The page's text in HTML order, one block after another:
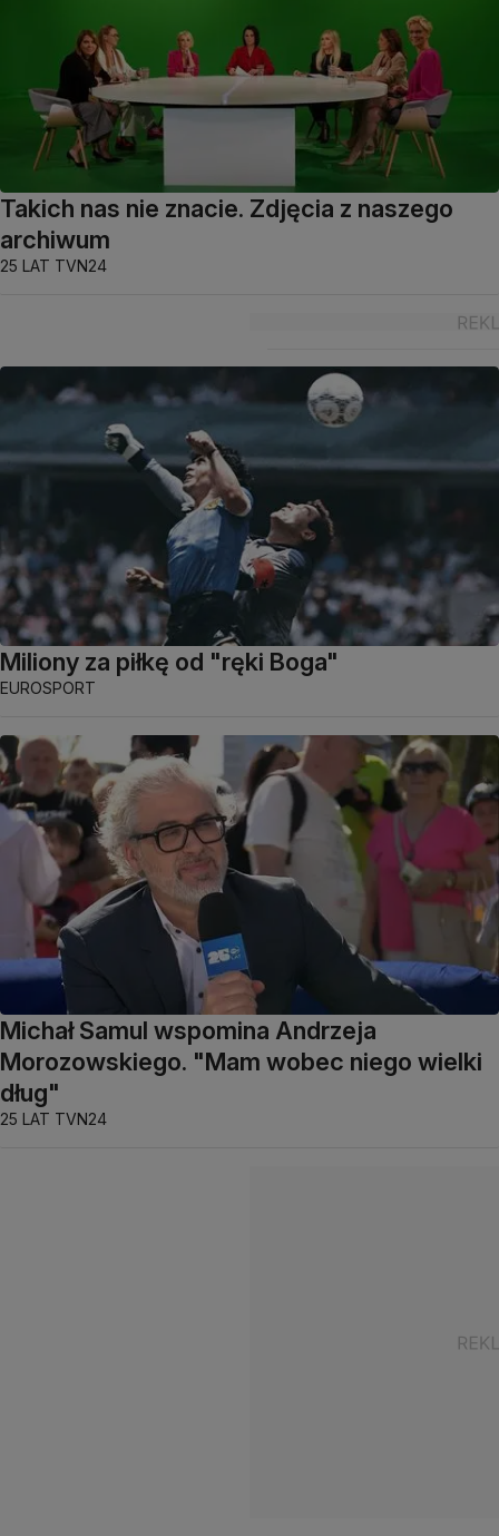
Takich nas nie znacie. Zdjęcia z naszego
archiwum
25 LAT TVN24
Miliony za piłkę od "ręki Boga"
EUROSPORT
Michał Samul wspomina Andrzeja
Morozowskiego. "Mam wobec niego wielki
dług"
25 LAT TVN24